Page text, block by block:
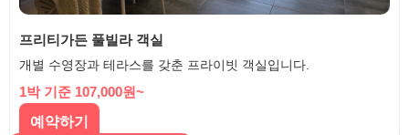
프리티가든 풀빌라 객실
개별 수영장과 테라스를 갖춘 프라이빗 객실입니다.
1박 기준 107,000원~
예약하기